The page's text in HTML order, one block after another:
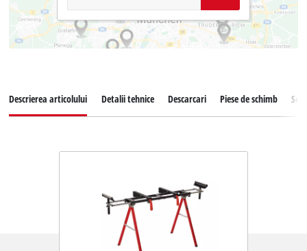
Descrierea articolului Detalii tehnice Descarcari Piese de schimb